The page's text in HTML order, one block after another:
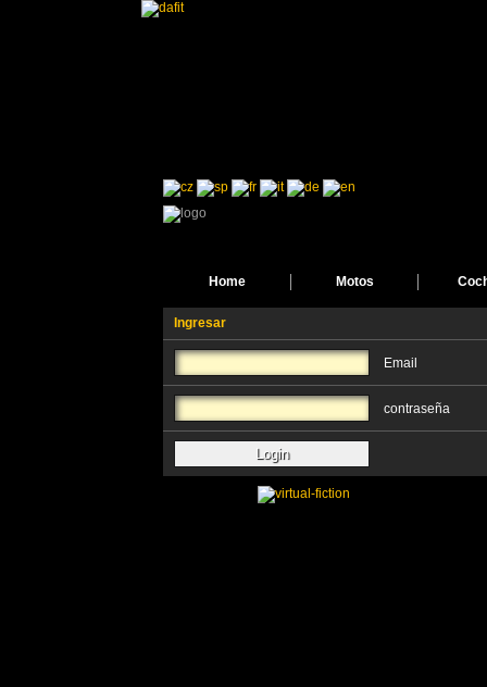
Home Motos
Ingresar
Email
contraseña